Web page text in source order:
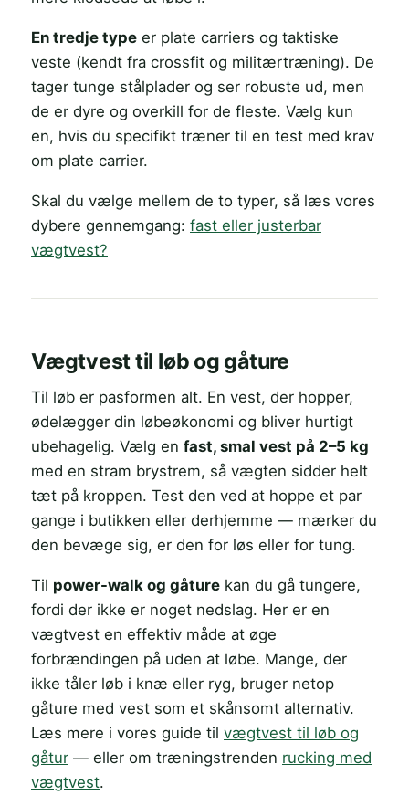
En tredje type er plate carriers og taktiske
veste (kendt fra crossfit og militærtræning). De
tager tunge stålplader og ser robuste ud, men
de er dyre og overkill for de fleste. Vælg kun
en, hvis du specifikt træner til en test med krav
om plate carrier.
Skal du vælge mellem de to typer, så læs vores
dybere gennemgang: fast eller justerbar
vægtvest?
Vægtvest til løb og gåture
Til løb er pasformen alt. En vest, der hopper,
ødelægger din løbeøkonomi og bliver hurtigt
ubehagelig. Vælg en fast, smal vest på 2–5 kg
med en stram brystrem, så vægten sidder helt
tæt på kroppen. Test den ved at hoppe et par
gange i butikken eller derhjemme — mærker du
den bevæge sig, er den for løs eller for tung.
Til power-walk og gåture kan du gå tungere,
fordi der ikke er noget nedslag. Her er en
vægtvest en effektiv måde at øge
forbrændingen på uden at løbe. Mange, der
ikke tåler løb i knæ eller ryg, bruger netop
gåture med vest som et skånsomt alternativ.
Læs mere i vores guide til vægtvest til løb og
gåtur — eller om træningstrenden rucking med
vægtvest.